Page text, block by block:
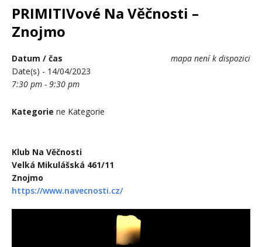
PRIMITIVové Na Věčnosti –
Znojmo
mapa není k dispozici
Datum / čas
Date(s) - 14/04/2023
7:30 pm - 9:30 pm
Kategorie ne Kategorie
Klub Na Věčnosti
Velká Mikulášská 461/11
Znojmo
https://www.navecnosti.cz/